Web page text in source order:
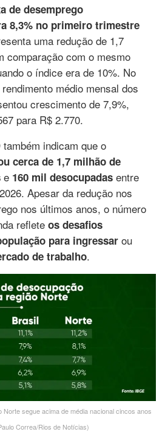
de desemprego
8,3% no primeiro trimestre
uma redução de 1,7
comparação com o mesmo
o índice era de 10%. No
médio mensal dos
crescimento de 7,9%,
para R$ 2.770.
indicam que o
cerca de 1,7 milhão de
e 160 mil desocupadas entre
Apesar da redução nos
nos últimos anos, o número
reflete os desafios
para ingressar ou
de trabalho.
segue acima de média nacional cincos anos
Correa/Rios de Notícias)